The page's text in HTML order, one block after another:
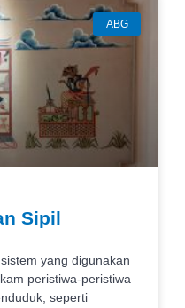
ABG
Sipil
yang digunakan
peristiwa-peristiwa
seperti